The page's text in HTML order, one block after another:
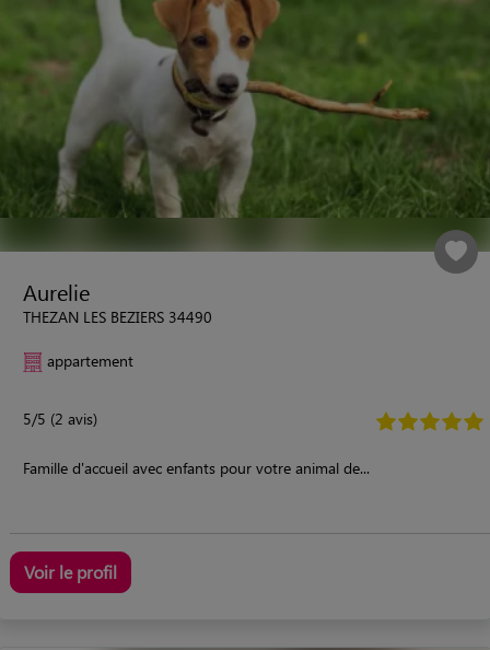
Aurelie
THEZAN LES BEZIERS 34490
appartement
5/5 (2 avis)
Famille d'accueil avec enfants pour votre animal de...
Voir le profil